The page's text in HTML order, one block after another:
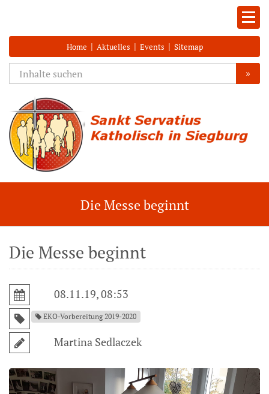
Home | Aktuelles | Events | Sitemap
»
Die Messe beginnt
Die Messe beginnt
08.11.19, 08:53
EKO-Vorbereitung 2019-2020
Martina Sedlaczek